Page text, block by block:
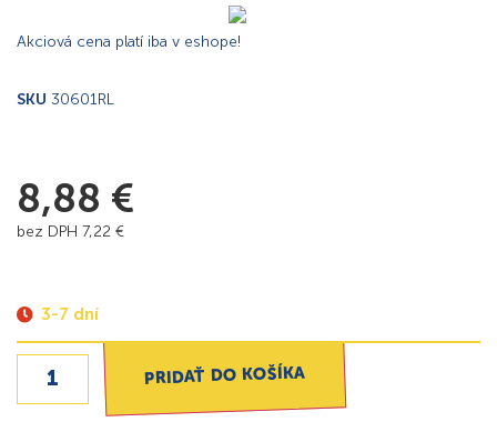
Akciová cena platí iba v eshope!
SKU 30601RL
8,88 €
bez DPH 7,22 €
3-7 dní
PRIDAŤ DO KOŠÍKA